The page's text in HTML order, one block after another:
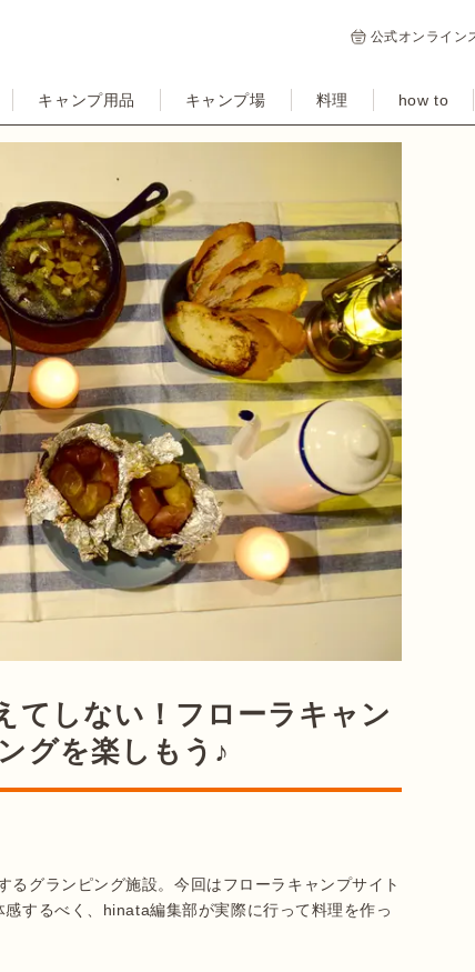
公式オンライン
キャンプ用品 キャンプ場 料理 how to
てしない！フローラキャン
グを楽しもう♪
グランピング施設。今回はフローラキャンプサイト
するべく、hinata編集部が実際に行って料理を作っ